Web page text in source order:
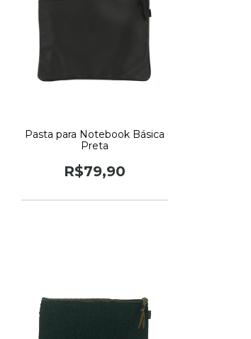
Pasta para Notebook Básica
Preta
R$79,90